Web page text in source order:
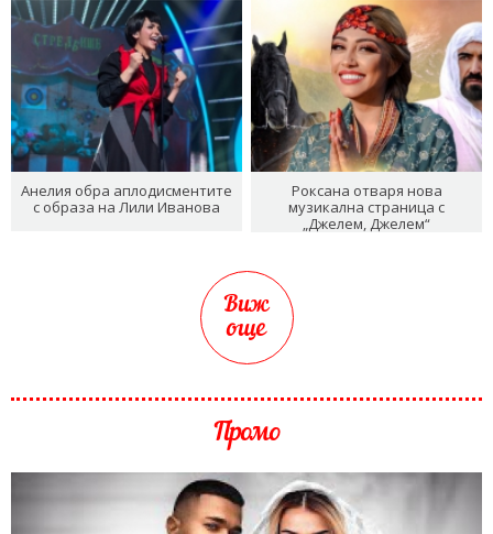
Анелия обра аплодисментите
с образа на Лили Иванова
Роксана отваря нова
музикална страница с
„Джелем, Джелем“
Виж
още
Промо